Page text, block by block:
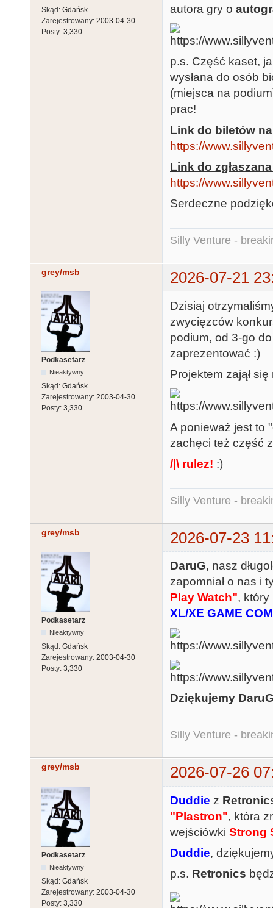
Skąd: Gdańsk
Zarejestrowany: 2003-04-30
Posty: 3,330
autora gry o
p.s. Część kaset,
wysłana do osób
(miejsca na
prac!
Link do biletów
https://
Link do
https://
Serdeczne
Silly Venture -
grey/msb 2026-07-21
Podkasetarz
Nieaktywny
Skąd: Gdańsk
Zarejestrowany: 2003-04-30
Posty: 3,330
Dzisiaj
zwycięzców
podium, od 3-go
zaprezentować :)
Projektem zajął
A ponieważ jest to
zachęci też część
/|\ rulez! :)
Silly Venture -
grey/msb 2026-07-23
Podkasetarz
Nieaktywny
Skąd: Gdańsk
Zarejestrowany: 2003-04-30
Posty: 3,330
DaruG, nasz
zapomniał o nas i
Play Watch",
XL/XE GAME
Dziękujemy
Silly Venture -
grey/msb 2026-07-26
Podkasetarz
Nieaktywny
Skąd: Gdańsk
Zarejestrowany: 2003-04-30
Posty: 3,330
Duddie z
"Plastron", która
wejściówki Strong
Duddie,
p.s. Retronics